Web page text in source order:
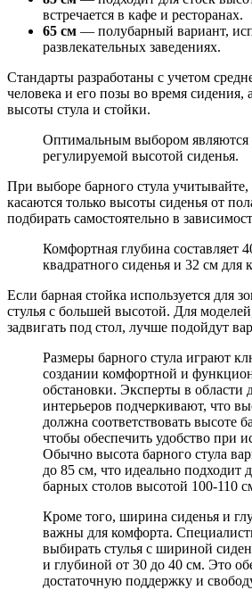
встречается в кафе и ресторанах.
65 см — полубарный вариант,
развлекательных заведениях.
Стандарты разработаны с учетом
человека и его позы во время сидения,
высоты стула и стойки.
Оптимальным выбором являются
регулируемой высотой сиденья.
При выборе барного стула учитывайте,
касаются только высоты сиденья от
подбирать самостоятельно в
Комфортная глубина составляет
квадратного сиденья и 32 см для
Если барная стойка используется для
стулья с большей высотой. Для
задвигать под стол, лучше подойдут
Размеры барного стула играют
создании комфортной и
обстановки. Эксперты в области
интерьеров подчеркивают, что
должна соответствовать высоте
чтобы обеспечить удобство при
Обычно высота барного стула
до 85 см, что идеально подходит
барных столов высотой 100-110
Кроме того, ширина сиденья и
важны для комфорта.
выбирать стулья с шириной
и глубиной от 30 до 40 см. Это
достаточную поддержку и